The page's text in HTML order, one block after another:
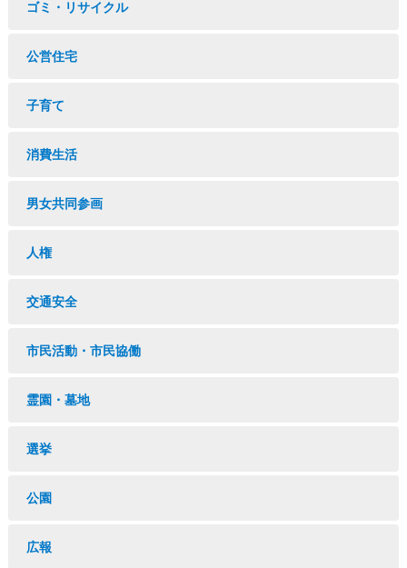
ゴミ・リサイクル
公営住宅
子育て
消費生活
男女共同参画
人権
交通安全
市民活動・市民協働
霊園・墓地
選挙
公園
広報